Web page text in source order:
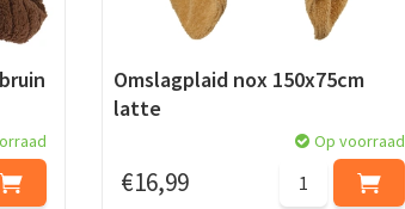
Omslagplaid nox 150x75cm
latte
€16,99
Op voorraad